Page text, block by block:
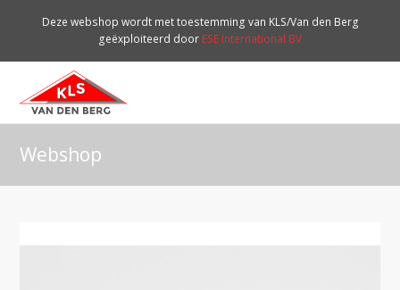
Deze webshop wordt met toestemming van KLS/Van den Berg
geëxploiteerd door ESE International BV
Webshop